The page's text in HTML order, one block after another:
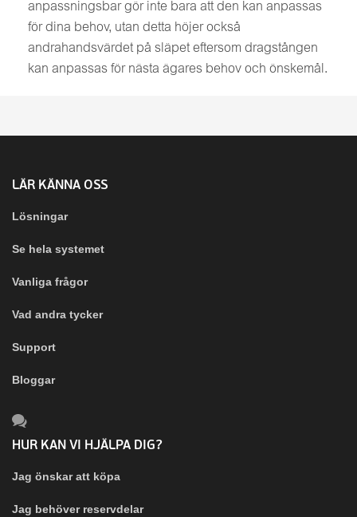
anpassningsbar gör inte bara att den kan anpassas
för dina behov, utan detta höjer också
andrahandsvärdet på släpet eftersom dragstången
kan anpassas för nästa ägares behov och önskemål.
LÄR KÄNNA OSS
Lösningar
Se hela systemet
Vanliga frågor
Vad andra tycker
Support
Bloggar
HUR KAN VI HJÄLPA DIG?
Jag önskar att köpa
Jag behöver reservdelar